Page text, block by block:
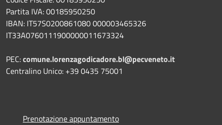
Partita IVA: 00185950250
IBAN: IT57S0200861080 000003465326
IT33A0760111900000011673324
PEC:comune.lorenzagodicadore.bl@pecveneto.it
Centralino Unico: +39 0435 75001
Prenotazione appuntamento